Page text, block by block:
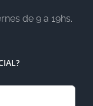
de 9 a 19hs.